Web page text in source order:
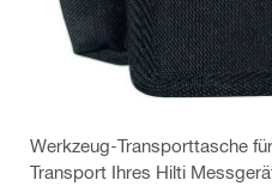
Werkzeug-Transporttasche
Transport Ihres Hilti